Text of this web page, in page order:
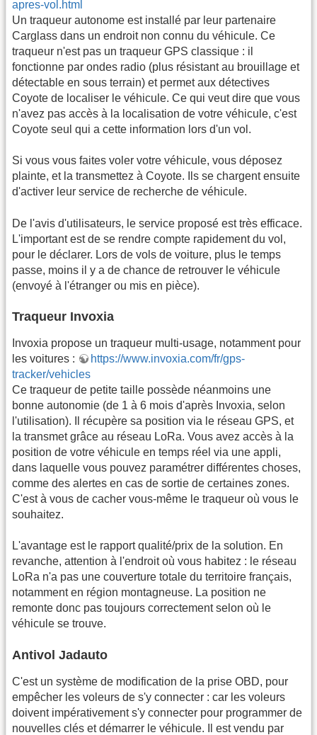
apres-vol.html
Un traqueur autonome est installé par leur partenaire
Carglass dans un endroit non connu du véhicule. Ce
traqueur n'est pas un traqueur GPS classique : il
fonctionne par ondes radio (plus résistant au brouillage et
détectable en sous terrain) et permet aux détectives
Coyote de localiser le véhicule. Ce qui veut dire que vous
n'avez pas accès à la localisation de votre véhicule, c'est
Coyote seul qui a cette information lors d'un vol.
Si vous vous faites voler votre véhicule, vous déposez
plainte, et la transmettez à Coyote. Ils se chargent ensuite
d'activer leur service de recherche de véhicule.
De l'avis d'utilisateurs, le service proposé est très efficace.
L'important est de se rendre compte rapidement du vol,
pour le déclarer. Lors de vols de voiture, plus le temps
passe, moins il y a de chance de retrouver le véhicule
(envoyé à l'étranger ou mis en pièce).
Traqueur Invoxia
Invoxia propose un traqueur multi-usage, notamment pour
les voitures :
https://www.invoxia.com/fr/gps-
tracker/vehicles
Ce traqueur de petite taille possède néanmoins une
bonne autonomie (de 1 à 6 mois d'après Invoxia, selon
l'utilisation). Il récupère sa position via le réseau GPS, et
la transmet grâce au réseau LoRa. Vous avez accès à la
position de votre véhicule en temps réel via une appli,
dans laquelle vous pouvez paramétrer différentes choses,
comme des alertes en cas de sortie de certaines zones.
C'est à vous de cacher vous-même le traqueur où vous le
souhaitez.
L'avantage est le rapport qualité/prix de la solution. En
revanche, attention à l'endroit où vous habitez : le réseau
LoRa n'a pas une couverture totale du territoire français,
notamment en région montagneuse. La position ne
remonte donc pas toujours correctement selon où le
véhicule se trouve.
Antivol Jadauto
C'est un système de modification de la prise OBD, pour
empêcher les voleurs de s'y connecter : car les voleurs
doivent impérativement s'y connecter pour programmer de
nouvelles clés et démarrer le véhicule. Il est vendu par